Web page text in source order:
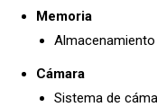
Memoria
Almacenamiento
Cámara
Sistema de